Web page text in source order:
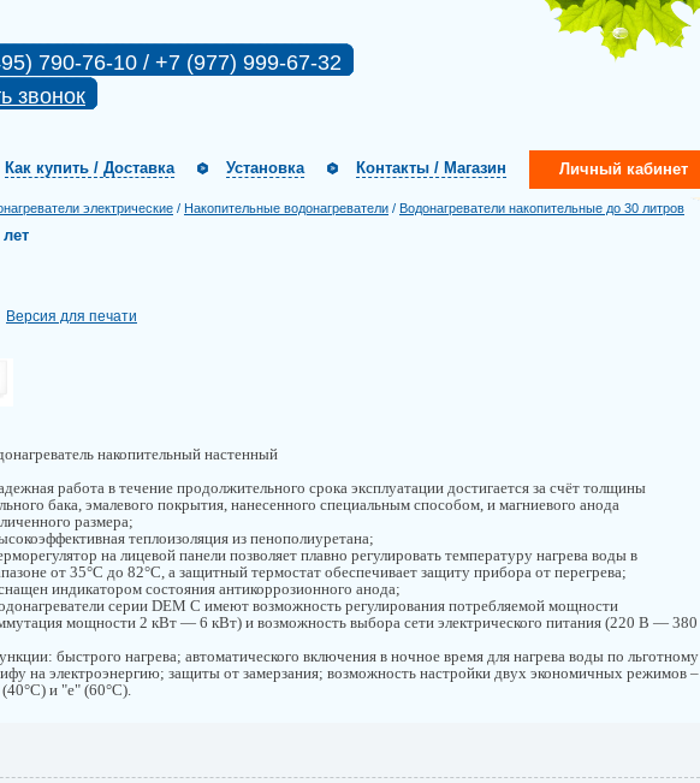
790-76-10 / +7 (977) 999-67-32
звонок
Как купить / Доставка Установка Контакты / Магазин Личный кабинет
электрические / Накопительные водонагреватели / Водонагреватели накопительные до 30 литров
лет
Версия для печати
накопительный настенный
работа в течение продолжительного срока эксплуатации достигается за счёт толщины
бака, эмалевого покрытия, нанесенного специальным способом, и магниевого анода
размера;
теплоизоляция из пенополиуретана;
на лицевой панели позволяет плавно регулировать температуру нагрева воды в
от 35°С до 82°С, а защитный термостат обеспечивает защиту прибора от перегрева;
индикатором состояния антикоррозионного анода;
серии DEM C имеют возможность регулирования потребляемой мощности
мощности 2 кВт — 6 кВт) и возможность выбора сети электрического питания (220 В — 380
быстрого нагрева; автоматического включения в ночное время для нагрева воды по льготному
на электроэнергию; защиты от замерзания; возможность настройки двух экономичных режимов –
и "е" (60°С).